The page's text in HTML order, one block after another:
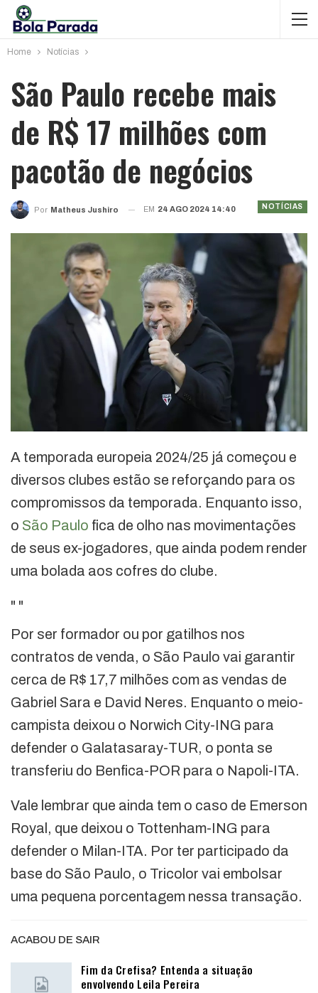
Home Notícias
São Paulo recebe mais
de R$ 17 milhões com
pacotão de negócios
NOTÍCIAS
Por Matheus Jushiro EM 24 AGO 2024 14:40
A temporada europeia 2024/25 já começou e
diversos clubes estão se reforçando para os
compromissos da temporada. Enquanto isso,
o São Paulo fica de olho nas movimentações
de seus ex-jogadores, que ainda podem render
uma bolada aos cofres do clube.
" "
Por ser formador ou por gatilhos nos
contratos de venda, o São Paulo vai garantir
cerca de R$ 17,7 milhões com as vendas de
Gabriel Sara e David Neres. Enquanto o meio-
campista deixou o Norwich City-ING para
defender o Galatasaray-TUR, o ponta se
transferiu do Benfica-POR para o Napoli-ITA.
Vale lembrar que ainda tem o caso de Emerson
Royal, que deixou o Tottenham-ING para
defender o Milan-ITA. Por ter participado da
base do São Paulo, o Tricolor vai embolsar
uma pequena porcentagem nessa transação.
ACABOU DE SAIR
Fim da Crefisa? Entenda a situação
envolvendo Leila Pereira